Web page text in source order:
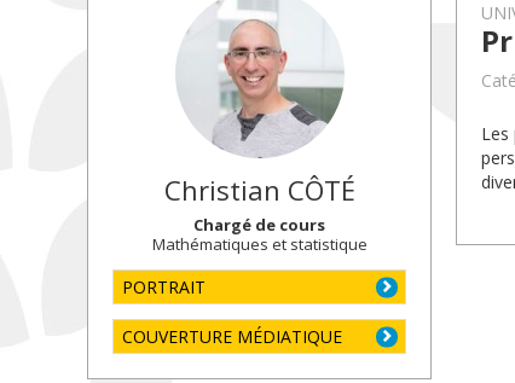
Christian CÔTÉ
Chargé de cours
Mathématiques et statistique
PORTRAIT
COUVERTURE MÉDIATIQUE
Les